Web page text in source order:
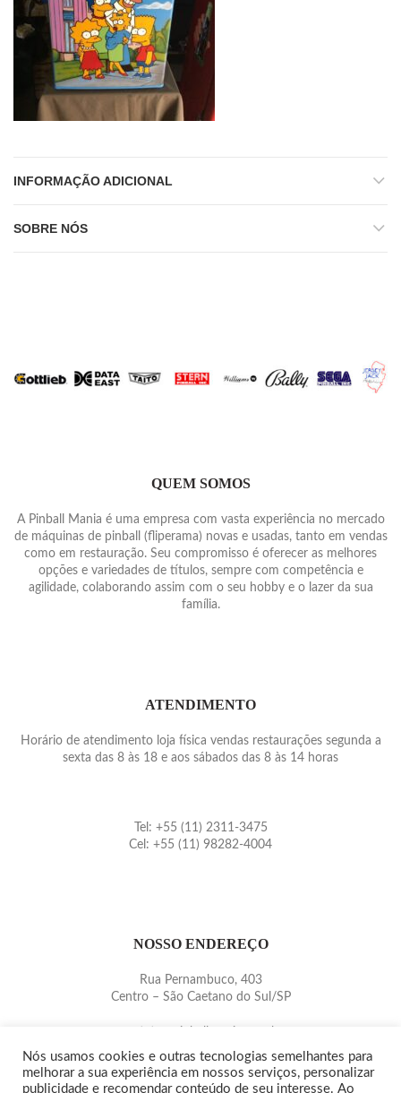
INFORMAÇÃO ADICIONAL
SOBRE NÓS
QUEM SOMOS
A Pinball Mania é uma empresa com vasta experiência no mercado
de máquinas de pinball (fliperama) novas e usadas, tanto em vendas
como em restauração. Seu compromisso é oferecer as melhores
opções e variedades de títulos, sempre com competência e
agilidade, colaborando assim com o seu hobby e o lazer da sua
família.
ATENDIMENTO
Horário de atendimento loja física vendas restaurações segunda a
sexta das 8 às 18 e aos sábados das 8 às 14 horas
Tel: +55 (11) 2311-3475
Cel: +55 (11) 98282-4004
NOSSO ENDEREÇO
Rua Pernambuco, 403
Centro – São Caetano do Sul/SP
www.pinballmania.com.br
Nós usamos cookies e outras tecnologias semelhantes para
melhorar a sua experiência em nossos serviços, personalizar
publicidade e recomendar conteúdo de seu interesse. Ao